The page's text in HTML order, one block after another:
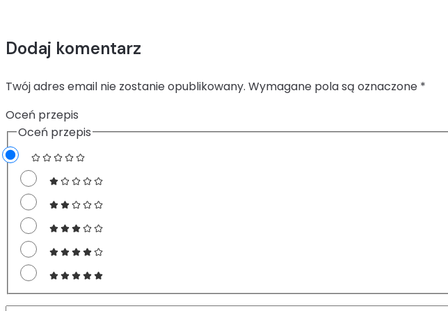
Dodaj komentarz
Twój adres email nie zostanie opublikowany. Wymagane pola są oznaczone *
Oceń przepis
Oceń przepis